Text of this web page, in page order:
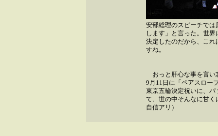
安部総理のスピーチで
します」と言った。世
決定したのだから、こ
すね。
おっと肝心な事を言い
9月11日に「ペアスロー
東京五輪決定祝いに、
て、世の中そんなに甘
自信アリ）